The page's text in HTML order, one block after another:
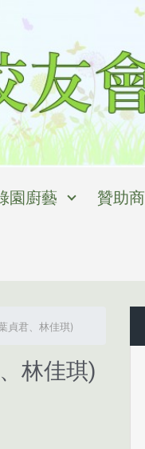
園廚藝 贊助商
貞君、林佳琪)
林佳琪)